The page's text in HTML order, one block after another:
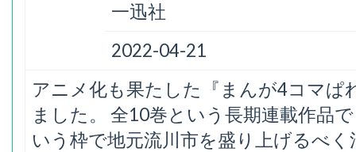
一迅社
2022-04-21
アニメ化も果たした『まんが4コマぱ
ました。 全10巻という長期連載作品
いう枠で地元流川市を盛り上げるべ